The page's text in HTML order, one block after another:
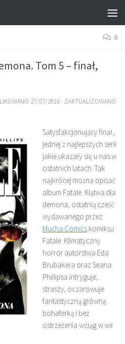
0
Tom 5 – finał,
27/07/2016 · ZAKTUALIZOWANO
Satysfakcjonujący finał,
jednej z najlepszych serii
jakie ukazały się u nas w
ostatnich latach. Tak
najkrócej można opisać
album Fatale. Klątwa dla
demona, ostatnią cześć
wydawanego przez
Mucha Comics komiksu
Fatale. Klimatyczny
horror autorstwa Eda
Brubakera oraz Seana
Phillipsa intryguje,
straszy, oczarowuje
fantastyczną główną
bohaterką i bez
ostrzeżenia wciąg w wir